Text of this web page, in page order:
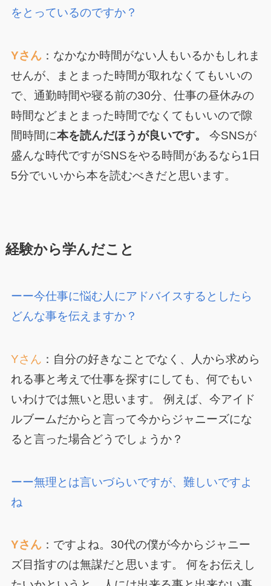
をとっているのですか？
Yさん：なかなか時間がない人もいるかもしれま
せんが、まとまった時間が取れなくてもいいの
で、通勤時間や寝る前の30分、仕事の昼休みの
時間などまとまった時間でなくてもいいので隙
間時間に本を読んだほうが良いです。
今SNSが
盛んな時代ですがSNSをやる時間があるなら1日
5分でいいから本を読むべきだと思います。
経験から学んだこと
ーー今仕事に悩む人にアドバイスするとしたら
どんな事を伝えますか？
Yさん ：自分の好きなことでなく、人から求めら
れる事と考えで仕事を探すにしても、何でもい
いわけでは無いと思います。 例えば、今アイド
ルブームだからと言って今からジャニーズにな
ると言った場合どうでしょうか？
ーー無理とは言いづらいですが、難しいですよ
ね
Yさん：ですよね。30代の僕が今からジャニー
ズ目指すのは無謀だと思います。 何をお伝えし